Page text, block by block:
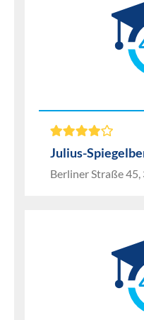
Julius-
Berliner Straße